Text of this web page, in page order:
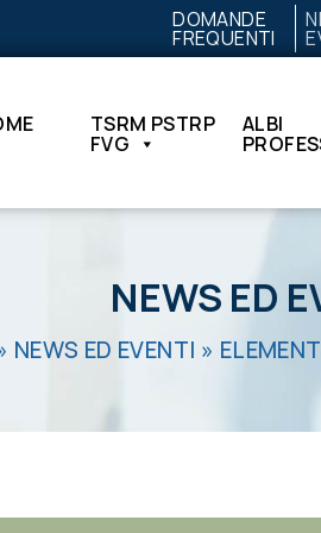
DOMANDE
FREQUENTI
TSRM PSTRP
FVG
ALBI
NEWS ED
NEWS ED EVENTI »